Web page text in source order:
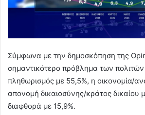
Σύμφωνα με την δημοσκόπηση της
σημαντικότερο πρόβλημα των πολιτών
πληθωρισμός με 55,5%, η οικονομία/
απονομή δικαιοσύνης/κράτος δικαίου
διαφθορά με 15,9%.